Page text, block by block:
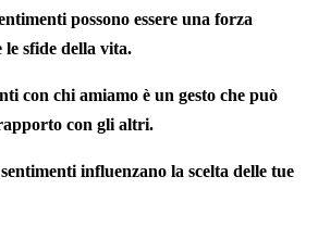
possono essere una forza
sfide della vita.
con chi amiamo è un gesto che può
con gli altri.
sentimenti influenzano la scelta delle tue